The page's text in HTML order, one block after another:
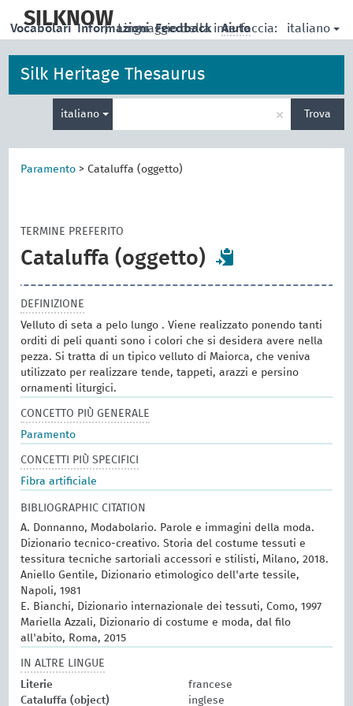
main
SILKNOW
| Linguaggio della interfaccia: italiano
Vocabolari Informazioni Feedback Aiuto
Silk Heritage Thesaurus
italiano
per
la
× Trova
Paramento > Cataluffa (oggetto)
TERMINE PREFERITO
Cataluffa (oggetto)
DEFINIZIONE
Velluto di seta a pelo lungo . Viene realizzato ponendo tanti
orditi di peli quanti sono i colori che si desidera avere nella
pezza. Si tratta di un tipico velluto di Maiorca, che veniva
utilizzato per realizzare tende, tappeti, arazzi e persino
ornamenti liturgici.
CONCETTO PIÙ GENERALE
Paramento
CONCETTI PIÙ SPECIFICI
Fibra artificiale
BIBLIOGRAPHIC CITATION
A. Donnanno, Modabolario. Parole e immagini della moda.
Dizionario tecnico-creativo. Storia del costume tessuti e
tessitura tecniche sartoriali accessori e stilisti, Milano, 2018.
Aniello Gentile, Dizionario etimologico dell'arte tessile,
Napoli, 1981
E. Bianchi, Dizionario internazionale dei tessuti, Como, 1997
Mariella Azzali, Dizionario di costume e moda, dal filo
all'abito, Roma, 2015
IN ALTRE LINGUE
Literie
francese
Cataluffa (object)
inglese